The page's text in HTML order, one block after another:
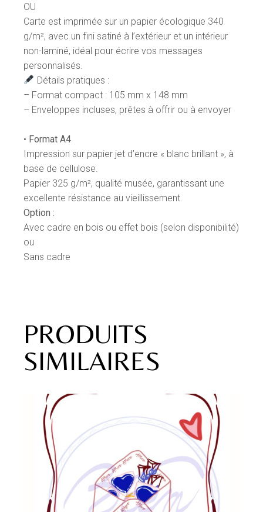
OU
Carte est imprimée sur un papier écologique 340
g/m², avec un fini satiné à l’extérieur et un intérieur
non-laminé, idéal pour écrire vos messages
personnalisés.
Détails pratiques :
– Format compact : 105 mm x 148 mm
– Enveloppes incluses, prêtes à offrir ou à envoyer
• Format A4
Impression sur papier jet d’encre « blanc brillant », à
base de cellulose.
Papier 325 g/m², qualité musée, garantissant une
excellente résistance au vieillissement.
Option :
Avec cadre en bois ou effet bois (selon disponibilité)
ou
Sans cadre
PRODUITS
SIMILAIRES